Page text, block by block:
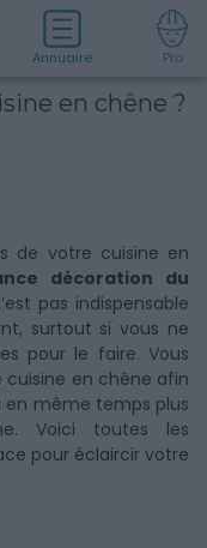
Annuaire Pro
en chêne ?
de votre cuisine en
décoration du
pas indispensable
surtout si vous ne
pour le faire. Vous
en chêne afin
en même temps plus
Voici toutes les
pour éclaircir votre